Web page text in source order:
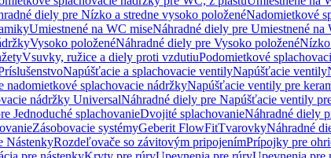
diely pre Nízko a stredne vysoko položenéNadomietkové
Umiestnené na WC miseNáhradné diely pre Umiestnené na
Vysoko položenéNáhradné diely pre Vysoko položenéNízko
Vsuvky, ružice a diely proti vzdutiuPodomietkové
Napúšťacie a splachovacie ventilyNapúšťacie ventily
splachovacie nádržkyNapúšťacie ventily pre
nádržky UniversalNáhradné diely pre Napúšťacie ventily
Jednoduché splachovanieDvojité splachovanieNáhradné diely
Zásobovacie systémyGeberit FlowFitTvarovkyNáhradné
NástenkyRozdeľovače so závitovým pripojenímPrípojky pre